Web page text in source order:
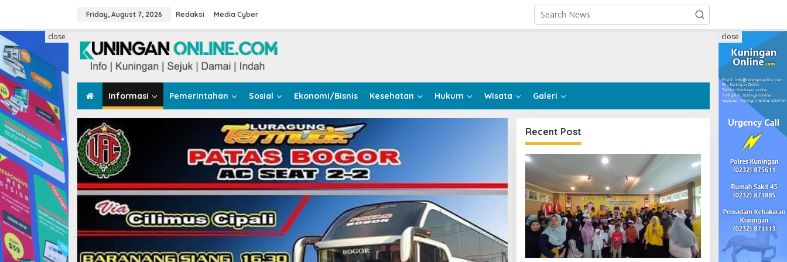
Friday, August 7, 2026 Redaksi Media Cyber
Informasi Pemerintahan Sosial Ekonomi/Bisnis Kesehatan Hukum Wisata Galeri
close close
Recent Post